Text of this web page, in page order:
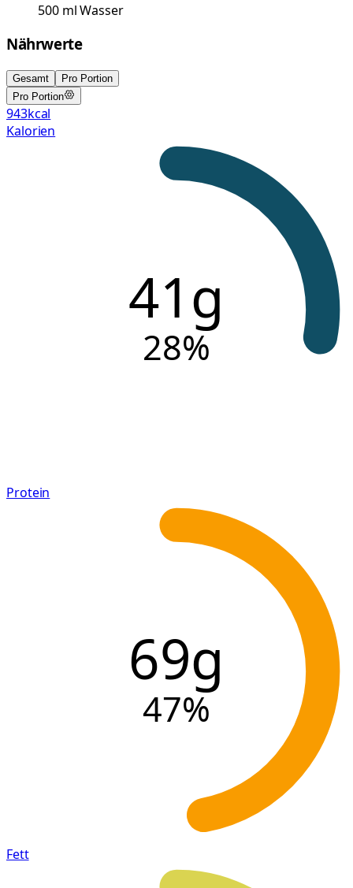
500 mlWasser
Nährwerte
Gesamt
Pro Portion
Pro Portion
943kcal
Kalorien
41g
28%
Protein
69g
47%
Fett